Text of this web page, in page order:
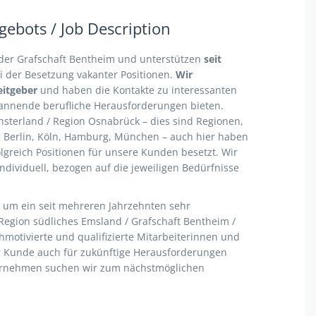
/ Job Description
Grafschaft Bentheim und unterstützen seit
Besetzung vakanter Positionen. Wir
und haben die Kontakte zu interessanten
berufliche Herausforderungen bieten.
/ Region Osnabrück – dies sind Regionen,
Köln, Hamburg, München – auch hier haben
Positionen für unsere Kunden besetzt. Wir
bezogen auf die jeweiligen Bedürfnisse
ein seit mehreren Jahrzehnten sehr
südliches Emsland / Grafschaft Bentheim /
und qualifizierte Mitarbeiterinnen und
auch für zukünftige Herausforderungen
suchen wir zum nächstmöglichen